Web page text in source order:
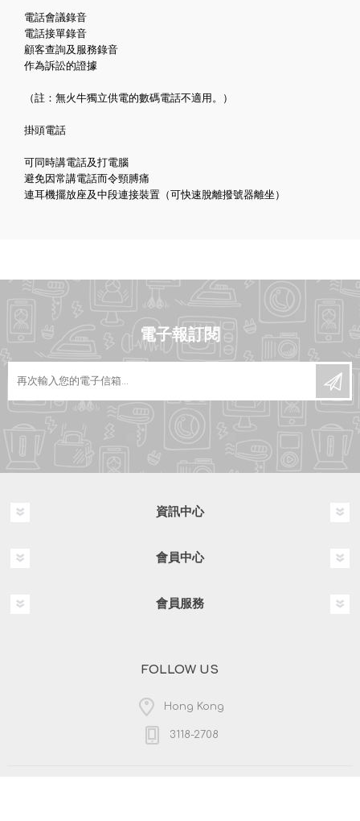
電話會議錄音
電話接單錄音
顧客查詢及服務錄音
作為訴訟的證據
（註：無火牛獨立供電的數碼電話不適用。）
掛頭電話
可同時講電話及打電腦
避免因常講電話而令頸膊痛
連耳機擺放座及中段連接裝置（可快速脫離撥號器離坐）
電子報訂閱
資訊中心
會員中心
會員服務
FOLLOW US
Hong Kong
3118-2708